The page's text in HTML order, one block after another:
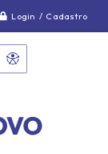
Login / Cadastro